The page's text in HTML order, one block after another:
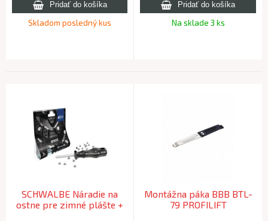
Skladom posledný kus Na sklade 3 ks
SCHWALBE Náradie na
ostne pre zimné plášte +
Montážna páka BBB BTL-
79 PROFILIFT